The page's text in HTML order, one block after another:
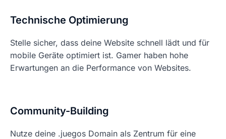
Technische Optimierung
Stelle sicher, dass deine Website schnell lädt und für
mobile Geräte optimiert ist. Gamer haben hohe
Erwartungen an die Performance von Websites.
Community-Building
Nutze deine .juegos Domain als Zentrum für eine